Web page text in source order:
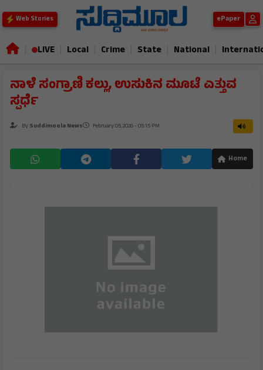
Web Stories ePaper
LIVE Local Crime State National
ನಾಳೆ ಸಂಗ್ರಾಣಿ ಕಲ್ಲು, ಉಸುಕಿನ ಮೂಟೆ ಎತ್ತುವ
ಸ್ಪರ್ಧೆ
BySuddimoola News February 05, 2026 - 05:15 PM
Home